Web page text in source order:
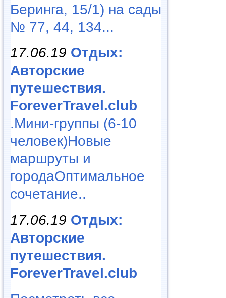
Беринга, 15/1) на сады
№ 77, 44, 134...
17.06.19 Отдых:
Авторские
путешествия.
ForeverTravel.club
.Мини-группы (6-10
человек)Новые
маршруты и
городаОптимальное
сочетание..
17.06.19 Отдых:
Авторские
путешествия.
ForeverTravel.club